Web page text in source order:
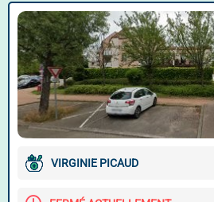
VIRGINIE PICAUD